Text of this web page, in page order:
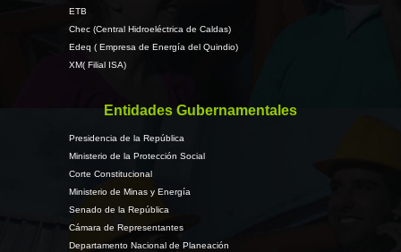
ETB
Chec (Central Hidroeléctrica de Caldas)
Edeq ( Empresa de Energía del Quindio)
XM( Filial ISA)
Entidades Gubernamentales
Presidencia de la República
Ministerio de la Protección Social
Corte Constitucional
Ministerio de Minas y Energía
Senado de la República
Cámara de Representantes
Departamento Nacional de Planeación